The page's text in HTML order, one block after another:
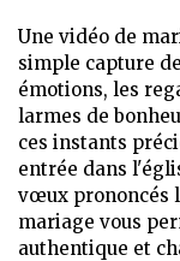
Une vidéo de
simple capture
émotions, les
larmes de
ces instants
entrée dans
vœux prononcés
mariage vous
authentique et